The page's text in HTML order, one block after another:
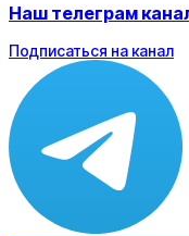
Наш телеграм
Подписаться на канал